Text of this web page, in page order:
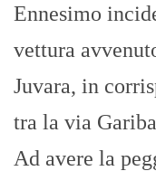
Ennesimo
vettura
Juvara, in
tra la via
Ad avere la